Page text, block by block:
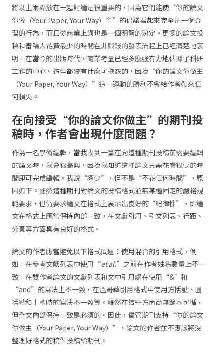
將以上兩點放在一起討論是很重要的，因為它們能使“你的論文
你做（Your Paper, Your Way）主”的倡議看起來完全是一個合
理的行為，而且從商業上講也是一個明智的決定。更多的論文投
稿和審稿人花費最少的時間在非賺錢的發表流程上已經清楚地表
明，在當今的出版時代，商業考量已經多麼強有力地佔據了科研
工作的中心。這些都沒有什麼可抱怨的，因為“你的論文你做主
（Your Paper, Your Way）”這一運動的勝利不會給作者帶來任
何損失。
在向接受“你的論文你做主”的期刊投
稿時，作者會出現什麼問題？
作為一名學術編輯，當我收到一篇在向這種期刊投稿前需要編輯
的論文時，我會很高興，因為我知道這種論文只需花費很少的時
間即可完成編輯。我說“極少”，但不是“不花任何時間”，原
因如下。雖然這種期刊對論文的投稿格式並無某種固定的嚴格規
範要求，但仍要求論文在格式上展示出良好的“紀律性”，即論
文在格式上應當保持內部一致，在文獻引用、引文列表、行距、
分頁等方面具有良好的格式。
論文的作者應當避免以下格式問題：使用混合的引用格式，例
如，在參考文獻列表中使用“et al.”之前在作者姓名數量上不一
致，在雙作者論文的文獻列表和文中引用處在使用“&”和
“and”的寫法上不一致，在溫哥華引用格式中使用方括號、圓
括號和上標時的寫法不一致等。雖然在這些方面尚無範本可循，
但全文內部保持一致是必須的。因此，儘管期刊支持“你的論文
你做主（Your Paper, Your Way）”，論文的作者並不應該將沒
整理好格式的稿件投稿給期刊。